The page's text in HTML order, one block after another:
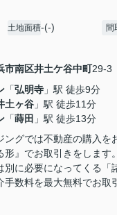
土地面積-(-) 間
市南区井土ケ谷中町29-3
「弘明寺 」駅 徒歩9分
土ヶ谷 」駅 徒歩11分
「蒔田 」駅 徒歩13分
ングでは不動産の購入を
形』でお取引きをします
別に必要になってくる「
手数料を最大無料でお取